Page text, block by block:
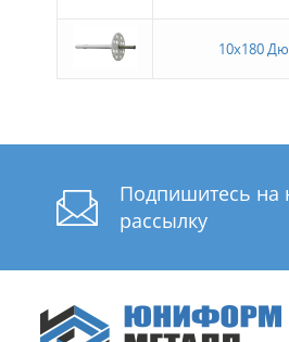
10х180
Подпишитесь на
рассылку